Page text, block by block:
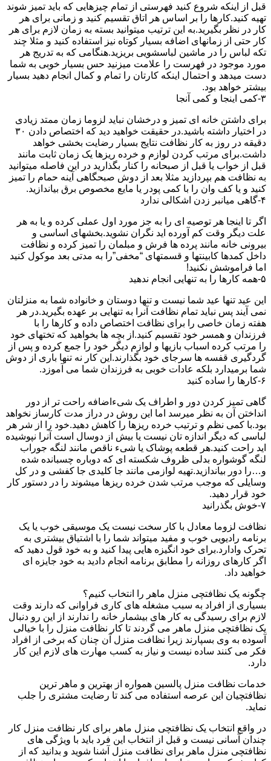
قبل از اینکه شروع کنید فهرستی از تمام چیزهایی که باید تمیز شوند
تهیه کنید.کارها را بر اساس هر اتاق تقسیم کنید و زمانی برای هر
کار در نظر بگیرید.به این ترتیب میتوانید بسته به زمان لازم برای هر
کار حتی از زمانهای اضافه بسیار کوتاه نیز استفاده کنید و مثلا چند
تکه لباس را در ماشین لباسشویی بریزید.هنگامی که به تدریج هر
مورد موجود در فهرست را علامت میزنید حس بسیار خوبی به شما
دست میدهد و احتمال اینکه کارتان را تمام و کمال انجام دهید بسیار
بیشتر خواهد بود.
۳-کمی اینجا و کمی آنجا
برای داشتن خانه ای تمیز و درخشان نباید لزوما زمان ممتد زیادی
در اختیار داشته باشید.در حقیقت خواهید دید که اختصاص دادن ۳۰
دقیقه در روز به کار نظافت نتایج بسیار رضایت بخشی خواهد
داشت.برای مرتب کردن لوازم و خرده ریزها یک زمان ثابت مانند
قبل از خواب یا قبل از صبحانه را کنار بگذارید در این فاصله میتوانید
به نظافت هم بپردازید مثلا بعد از دوش صبحگاهی آینه حمام را تمیز
کنید و یا کف وان را با کمی پودر یا مایع مخصوص برق بیاندازید.
۴-گاهی میانبر زدن اشکالی ندارد
اگر تا اینجا هر توصیه ای را به جز مورد اول عملی کرده و یا به هر
علت دیگر وقت کم آورده اید نگران نشوید.بخشهای اساسی و
بیرونی خانه مانند پرده ها فرش و مبلمان را تمیز کرده و نظافت
داخل کمدها کابینتها و قسمتهای “مخفی”را به مدتی بعد موکول کنید
اما فراموشش نکنید!
۵-همه کارها را به تنهایی انجام ندهید
این عید تنها عید شما نیست و تنها دوستان و خانواده شما به منزلتان
نمی آیند پس نباید تمام نظافت آنرا به تنهایی بر عهده بگیرید.در هر
هفته زمان خاصی را برای نظافت اختصاص داده و کارها را با
فرزندان و همسر خود تقسیم کنید.از بچه ها بخواهید که تختهای خود
را مرتب کرده اسباب بازیها و لوازم دیگر خود را جمع کرده و پس از
گردگیری قفسه ها سرجای خود بگذارند.این کار نه تنها باری از دوش
شما برمیدارد بلکه عادات خوبی به فرزندان شما می آموزد.
۶-کارها را ساده کنید
گاهی تمیز کردن دور و اطراف یک شیءاضافه راحت تر از دور
انداختن آن به نظر میرسد اما این روش در دراز مدت کارساز نخواهد
بود.با کمی نظم و ترتیب خرده ریزها را کاهش دهید.خود را از شر هر
لباسی که دیگر اندازه تان نیست یا بیش از دوسال است آنرا نپوشیده
اید راحت کنید.هر قطعه پوشاک یا شیء ناقص مانند لنگه جوراب
لنگه گوشواره بدلی ظروف شکسته ای که دوباره چسبانده شده
و…را دور بیاندازید.تهیه لوازمی مانند جا کلیدی جا کفشی و در کل
وسایلی که موجب مرتب شدن خرده ریزها میشوند را در دستور کار
خود قرار دهید.
۷-خوش بگذرانید
نظافت لزوما معادل با کار سخت نیست یک موسیقی خوب یا یک
برنامه رادیویی خوب و مفید میتواند شما را با اشتیاق بیشتری به
تحرک وادارد.برای خود انگیزه هایی پیدا کنید و به خود قول دهید که
اگر کارهای روزانه را مطابق برنامه انجام دادید به خود جایزه ای
خواهید داد.
چگونه یک نظافتچی منزل ماهر را انتخاب کنیم؟
بسیاری از افراد به سبب مشغله های کاری فراوانی که دارند وقت
لازم برای رسیدگی به کار های بیشمار خانه را ندارند از این رو دنبال
یک نظافتچی منزل ماهر می گردند تا کار نظافت منزل را با خیالی
آسوده به وی بسپارند زیرا نظافت منزل آن چنان که برخی از افراد
فکر می کنند ساده نیست و نیاز به کسب مهارت های لازم این کار
دارد.
خدمات نظافت منزل پالسین همواره از بهترین و ماهر ترین
نظافتچیان این عرصه استفاده می کند تا رضایت مشتری را جلب
نماید.
در واقع انتخاب یک نظافتچی منزل ماهر برای کار نظافت منزل کار
چندان آسانی نیست و قبل از انتخاب این فرد باید با ویژگی های
نظافتچی منزل ماهر برای نظافت منزل آشنا شوید و بدانید که از